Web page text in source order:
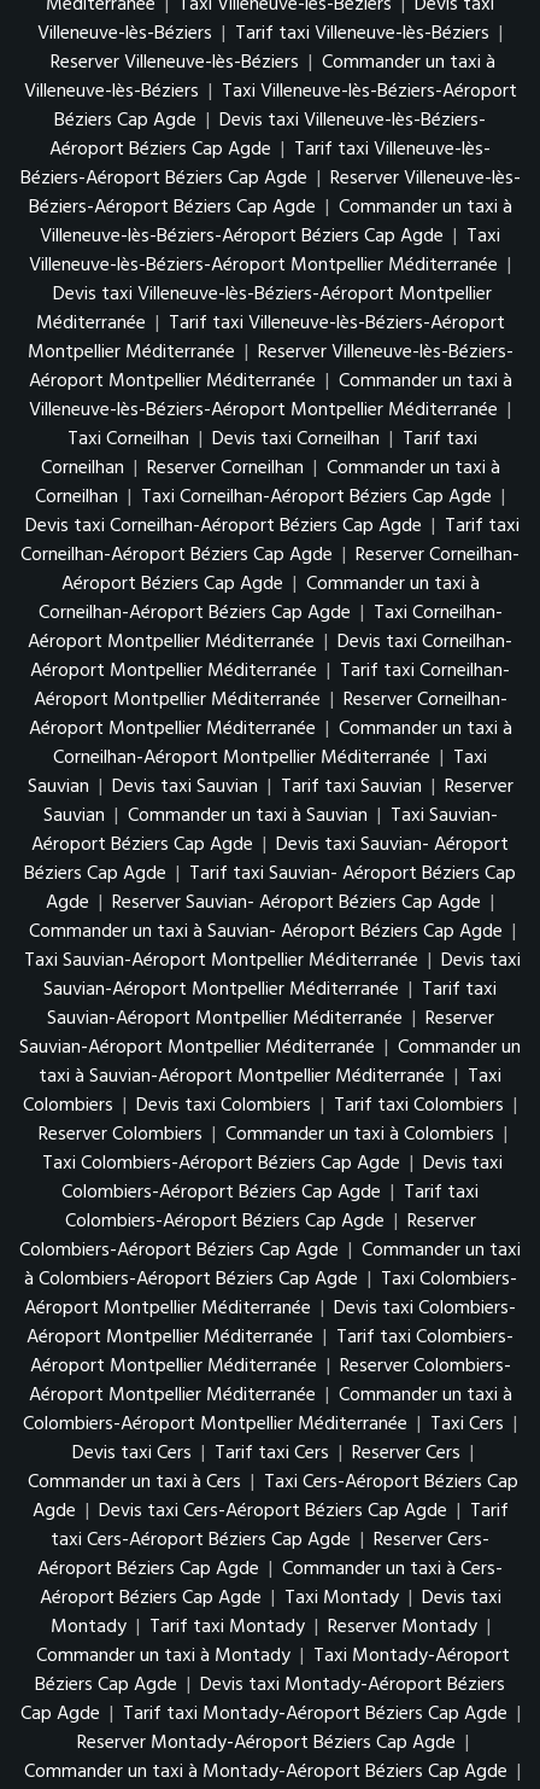
Villeneuve-lès-Béziers | Tarif taxi Villeneuve-lès-Béziers |
Reserver Villeneuve-lès-Béziers | Commander un taxi à
Villeneuve-lès-Béziers | Taxi Villeneuve-lès-Béziers-Aéroport
Béziers Cap Agde | Devis taxi Villeneuve-lès-Béziers-
Aéroport Béziers Cap Agde | Tarif taxi Villeneuve-lès-
Béziers-Aéroport Béziers Cap Agde | Reserver Villeneuve-lès-
Béziers-Aéroport Béziers Cap Agde | Commander un taxi à
Villeneuve-lès-Béziers-Aéroport Béziers Cap Agde | Taxi
Villeneuve-lès-Béziers-Aéroport Montpellier Méditerranée |
Devis taxi Villeneuve-lès-Béziers-Aéroport Montpellier
Méditerranée | Tarif taxi Villeneuve-lès-Béziers-Aéroport
Montpellier Méditerranée | Reserver Villeneuve-lès-Béziers-
Aéroport Montpellier Méditerranée | Commander un taxi à
Villeneuve-lès-Béziers-Aéroport Montpellier Méditerranée |
Taxi Corneilhan | Devis taxi Corneilhan | Tarif taxi
Corneilhan | Reserver Corneilhan | Commander un taxi à
Corneilhan | Taxi Corneilhan-Aéroport Béziers Cap Agde |
Devis taxi Corneilhan-Aéroport Béziers Cap Agde | Tarif taxi
Corneilhan-Aéroport Béziers Cap Agde | Reserver Corneilhan-
Aéroport Béziers Cap Agde | Commander un taxi à
Corneilhan-Aéroport Béziers Cap Agde | Taxi Corneilhan-
Aéroport Montpellier Méditerranée | Devis taxi Corneilhan-
Aéroport Montpellier Méditerranée | Tarif taxi Corneilhan-
Aéroport Montpellier Méditerranée | Reserver Corneilhan-
Aéroport Montpellier Méditerranée | Commander un taxi à
Corneilhan-Aéroport Montpellier Méditerranée | Taxi
Sauvian | Devis taxi Sauvian | Tarif taxi Sauvian | Reserver
Sauvian | Commander un taxi à Sauvian | Taxi Sauvian-
Aéroport Béziers Cap Agde | Devis taxi Sauvian- Aéroport
Béziers Cap Agde | Tarif taxi Sauvian- Aéroport Béziers Cap
Agde | Reserver Sauvian- Aéroport Béziers Cap Agde |
Commander un taxi à Sauvian- Aéroport Béziers Cap Agde |
Taxi Sauvian-Aéroport Montpellier Méditerranée | Devis taxi
Sauvian-Aéroport Montpellier Méditerranée | Tarif taxi
Sauvian-Aéroport Montpellier Méditerranée | Reserver
Sauvian-Aéroport Montpellier Méditerranée | Commander un
taxi à Sauvian-Aéroport Montpellier Méditerranée | Taxi
Colombiers | Devis taxi Colombiers | Tarif taxi Colombiers |
Reserver Colombiers | Commander un taxi à Colombiers |
Taxi Colombiers-Aéroport Béziers Cap Agde | Devis taxi
Colombiers-Aéroport Béziers Cap Agde | Tarif taxi
Colombiers-Aéroport Béziers Cap Agde | Reserver
Colombiers-Aéroport Béziers Cap Agde | Commander un taxi
à Colombiers-Aéroport Béziers Cap Agde | Taxi Colombiers-
Aéroport Montpellier Méditerranée | Devis taxi Colombiers-
Aéroport Montpellier Méditerranée | Tarif taxi Colombiers-
Aéroport Montpellier Méditerranée | Reserver Colombiers-
Aéroport Montpellier Méditerranée | Commander un taxi à
Colombiers-Aéroport Montpellier Méditerranée | Taxi Cers |
Devis taxi Cers | Tarif taxi Cers | Reserver Cers |
Commander un taxi à Cers | Taxi Cers-Aéroport Béziers Cap
Agde | Devis taxi Cers-Aéroport Béziers Cap Agde | Tarif
taxi Cers-Aéroport Béziers Cap Agde | Reserver Cers-
Aéroport Béziers Cap Agde | Commander un taxi à Cers-
Aéroport Béziers Cap Agde | Taxi Montady | Devis taxi
Montady | Tarif taxi Montady | Reserver Montady |
Commander un taxi à Montady | Taxi Montady-Aéroport
Béziers Cap Agde | Devis taxi Montady-Aéroport Béziers
Cap Agde | Tarif taxi Montady-Aéroport Béziers Cap Agde |
Reserver Montady-Aéroport Béziers Cap Agde |
Commander un taxi à Montady-Aéroport Béziers Cap Agde |